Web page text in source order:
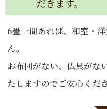
だきます。
6畳一間あれば、和室・
ん。
お布団がない、仏具がな
たしますのでご安心くださ